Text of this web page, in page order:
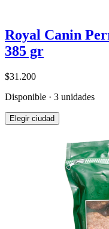
Royal Canin
385 gr
$31.200
Disponible · 3 unidades
Elegir ciudad